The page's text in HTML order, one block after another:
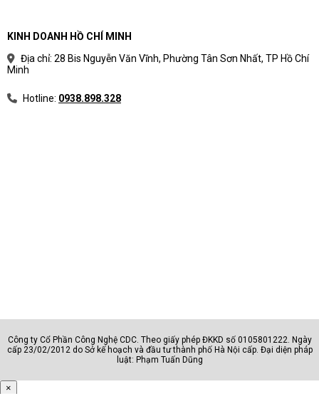
KINH DOANH HỒ CHÍ MINH
Địa chỉ: 28 Bis Nguyễn Văn Vĩnh, Phường Tân Sơn Nhất, TP Hồ Chí
Minh
Hotline: 0938.898.328
Công ty Cổ Phần Công Nghệ CDC. Theo giấy phép ĐKKD số 0105801222. Ngày
cấp 23/02/2012 do Sở kế hoạch và đầu tư thành phố Hà Nội cấp. Đại diện pháp
luật: Phạm Tuấn Dũng
×